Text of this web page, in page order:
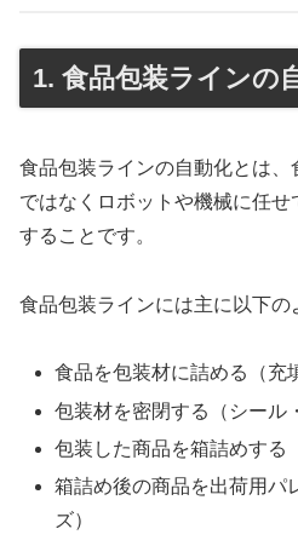
1. 食品包装ラインの
食品包装ラインの自動化とは
ではなくロボットや機械に任
することです。
食品包装ラインには主に以下の
食品を包装材に詰める（充
包装材を密閉する（シール
包装した商品を箱詰めする
箱詰め後の商品を出荷用パ
ズ）